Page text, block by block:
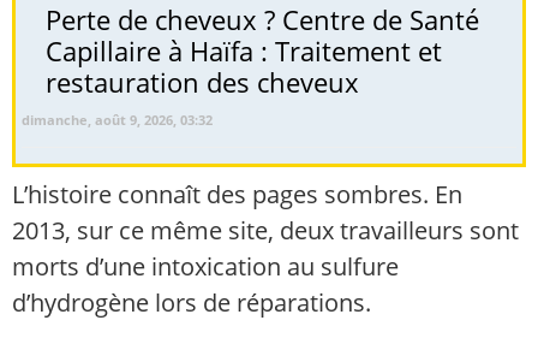
Perte de cheveux ? Centre de Santé
Capillaire à Haïfa : Traitement et
restauration des cheveux
dimanche, août 9, 2026, 03:32
L’histoire connaît des pages sombres. En
2013, sur ce même site, deux travailleurs sont
morts d’une intoxication au sulfure
d’hydrogène lors de réparations.